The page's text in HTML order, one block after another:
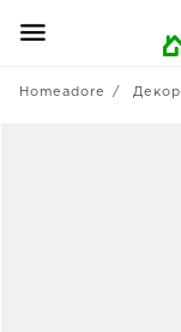
Homeadore Декор